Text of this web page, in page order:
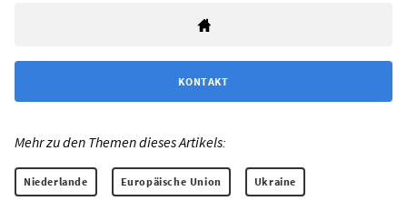
KONTAKT
Mehr zu den Themen dieses Artikels:
Niederlande Europäische Union Ukraine